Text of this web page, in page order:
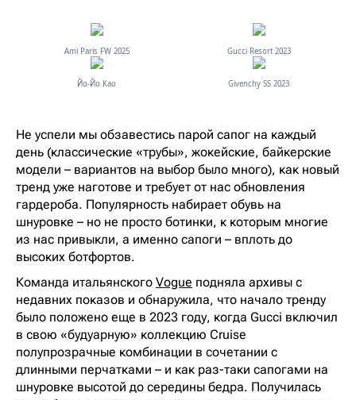
Ami Paris FW 2025 Gucci Resort 2023
Йо-Йо Као Givenchy SS 2023
Не успели мы обзавестись парой сапог на каждый
день (классические «трубы», жокейские, байкерские
модели – вариантов на выбор было много), как новый
тренд уже наготове и требует от нас обновления
гардероба. Популярность набирает обувь на
шнуровке – но не просто ботинки, к которым многие
из нас привыкли, а именно сапоги – вплоть до
высоких ботфортов.
Команда итальянского Vogue подняла архивы с
недавних показов и обнаружила, что начало тренду
было положено еще в 2023 году, когда Gucci включил
в свою «будуарную» коллекцию Cruise
полупрозрачные комбинации в сочетании с
длинными перчатками – и как раз-таки сапогами на
шнуровке высотой до середины бедра. Получилась